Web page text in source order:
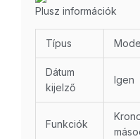
Plusz információk
Típus
Dátum
kijelző
Igen
Funkciók